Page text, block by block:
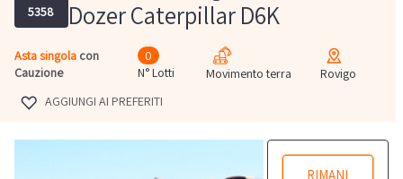
5358
Dozer Caterpillar D6K
Asta singola con
Cauzione
0
N° Lotti
Movimento terra
Rovigo
AGGIUNGI AI PREFERITI
RIMANI